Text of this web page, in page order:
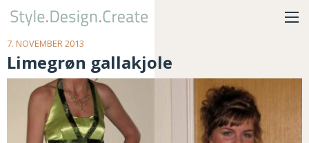
7. NOVEMBER 2013
Limegrøn gallakjole